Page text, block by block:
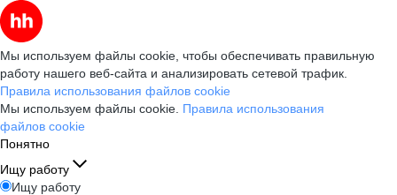
Мы используем файлы cookie, чтобы обеспечивать правильную
работу нашего веб-сайта и анализировать сетевой трафик.
Правила использования файлов cookie
Мы используем файлы cookie. Правила использования
файлов cookie
Понятно
Ищу работу
Ищу работу